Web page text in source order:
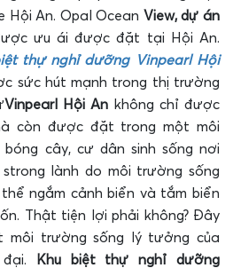
Hội An. Opal Ocean View, dự án
ưu ái được đặt tại Hội An.
thự nghỉ dưỡng Vinpearl Hội
sức hút mạnh trong thị trường
Vinpearl Hội An không chỉ được
còn được đặt trong một môi
cây, cư dân sinh sống nơi
lành do môi trường sống
ngắm cảnh biển và tắm biển
Thật tiện lợi phải không? Đây
môi trường sống lý tưởng của
Khu biệt thự nghỉ dưỡng